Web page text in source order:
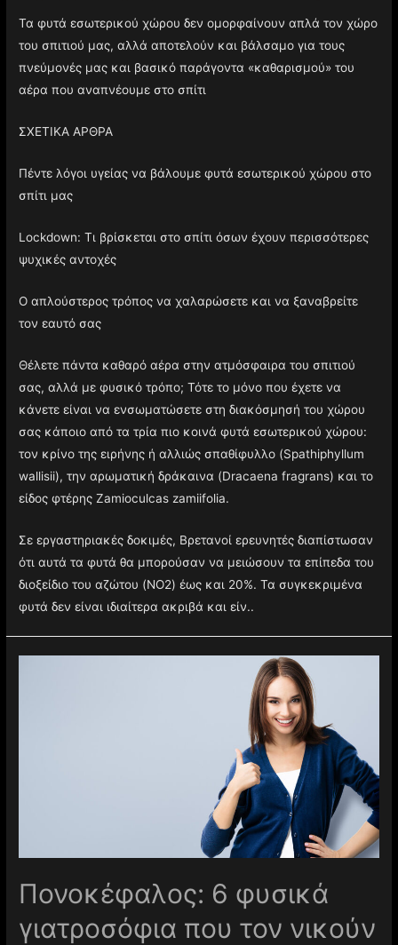
Τα φυτά εσωτερικού χώρου δεν ομορφαίνουν απλά τον χώρο
του σπιτιού μας, αλλά αποτελούν και βάλσαμο για τους
πνεύμονές μας και βασικό παράγοντα «καθαρισμού» του
αέρα που αναπνέουμε στο σπίτι
ΣΧΕΤΙΚΑ ΑΡΘΡΑ
Πέντε λόγοι υγείας να βάλουμε φυτά εσωτερικού χώρου στο
σπίτι μας
Lockdown: Τι βρίσκεται στο σπίτι όσων έχουν περισσότερες
ψυχικές αντοχές
Ο απλούστερος τρόπος να χαλαρώσετε και να ξαναβρείτε
τον εαυτό σας
Θέλετε πάντα καθαρό αέρα στην ατμόσφαιρα του σπιτιού
σας, αλλά με φυσικό τρόπο; Τότε το μόνο που έχετε να
κάνετε είναι να ενσωματώσετε στη διακόσμησή του χώρου
σας κάποιο από τα τρία πιο κοινά φυτά εσωτερικού χώρου:
τον κρίνο της ειρήνης ή αλλιώς σπαθίφυλλο (Spathiphyllum
wallisii), την αρωματική δράκαινα (Dracaena fragrans) και το
είδος φτέρης Zamioculcas zamiifolia.
Σε εργαστηριακές δοκιμές, Βρετανοί ερευνητές διαπίστωσαν
ότι αυτά τα φυτά θα μπορούσαν να μειώσουν τα επίπεδα του
διοξείδιο του αζώτου (NO2) έως και 20%. Τα συγκεκριμένα
φυτά δεν είναι ιδιαίτερα ακριβά και είν..
Πονοκέφαλος: 6 φυσικά
γιατροσόφια που τον νικούν